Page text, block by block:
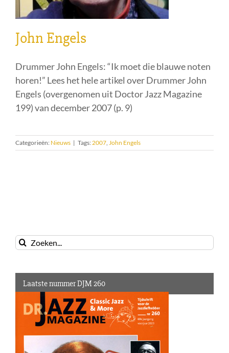
John Engels
Drummer John Engels: “Ik moet die blauwe noten
horen!” Lees het hele artikel over Drummer John
Engels (overgenomen uit Doctor Jazz Magazine
199) van december 2007 (p. 9)
Categorieën: Nieuws | Tags:2007, John Engels
Zoeken
Laatste nummer DJM 260